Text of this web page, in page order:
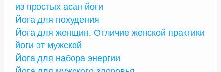
из простых асан йоги
Йога для похудения
Йога для женщин. Отличие женской практики
йоги от мужской
Йога для набора энергии